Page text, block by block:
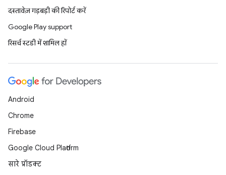
दस्तावेज़ गड़बड़ी की रिपोर्ट करें
Google Play support
रिसर्च स्टडी में शामिल हों
Android
Chrome
Firebase
Google Cloud Platform
सारे प्रॉडक्ट